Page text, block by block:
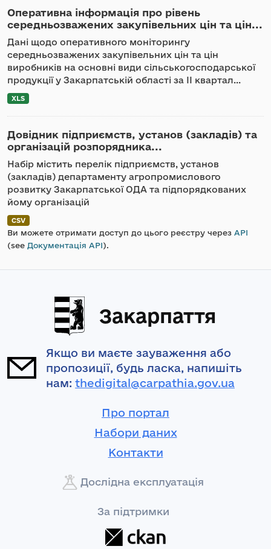
Оперативна інформація про рівень
середньозважених закупівельних цін та цін...
Дані щодо оперативного моніторингу
середньозважених закупівельних цін та цін
виробників на основні види сільськогосподарської
продукції у Закарпатській області за ІІ квартал...
XLS
Довідник підприємств, установ (закладів) та
організацій розпорядника...
Набір містить перелік підприємств, установ
(закладів) департаменту агропромислового
розвитку Закарпатської ОДА та підпорядкованих
йому організацій
CSV
Ви можете отримати доступ до цього реєстру через API
(see Документація API).
Закарпаття
Якщо ви маєте зауваження або
пропозиції, будь ласка, напишіть
нам: thedigital@carpathia.gov.ua
Про портал
Набори даних
Контакти
Дослідна експлуатація
За підтримки